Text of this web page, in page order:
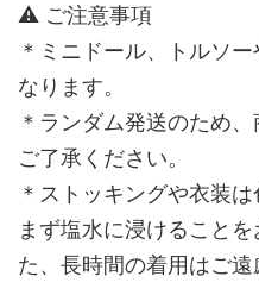
⚠️ ご注意事項
＊ミニドール、トルソ
なります。
＊ランダム発送のため
ご了承ください。
＊ストッキングや衣装
まず塩水に浸けること
た、長時間の着用はご遠